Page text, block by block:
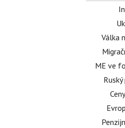
Válka
ME ve